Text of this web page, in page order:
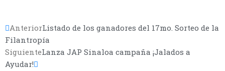
AnteriorListado de los ganadores del 17mo. Sorteo de la
Filantropía
SiguienteLanza JAP Sinaloa campaña ¡Jalados a
Ayudar!
Email